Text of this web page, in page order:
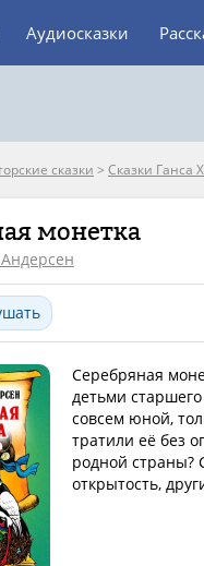
Аудиосказки
сказки > Сказки Ганса
монетка
Серебряная
детьми
совсем юной,
тратили её без
родной страны?
открытость,